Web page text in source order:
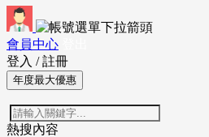
會員中心
登入 / 註冊
年度最大優惠
熱搜內容